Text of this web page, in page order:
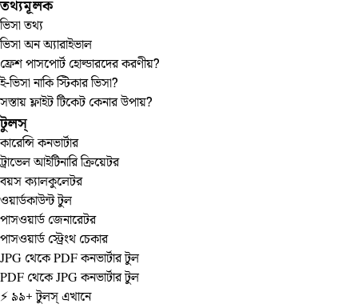
তথ্যমূলক
ভিসা তথ্য
ভিসা অন অ্যারাইভাল
ফ্রেশ পাসপোর্ট হোল্ডারদের করণীয়?
ই-ভিসা নাকি স্টিকার ভিসা?
সস্তায় ফ্লাইট টিকেট কেনার উপায়?
টুলস্‌
কারেন্সি কনভার্টার
ট্রাভেল আইটিনারি ক্রিয়েটর
বয়স ক্যালকুলেটর
ওয়ার্ডকাউন্ট টুল
পাসওয়ার্ড জেনারেটর
পাসওয়ার্ড স্ট্রেংথ চেকার
JPG থেকে PDF কনভার্টার টুল
PDF থেকে JPG কনভার্টার টুল
⚡ ৯৯+ টুলস্‌ এখানে